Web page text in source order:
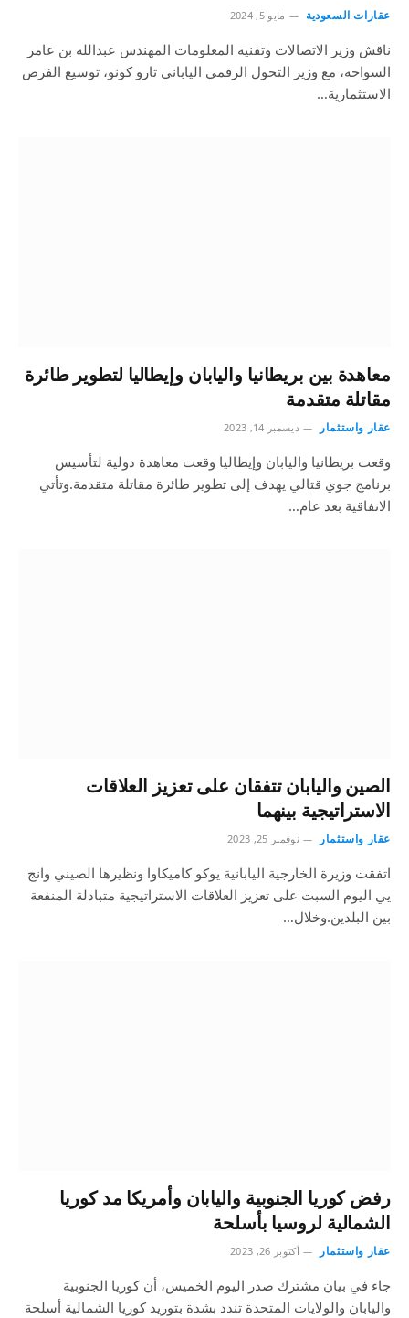
عقارات السعودية مايو 5, 2024
ناقش وزير الاتصالات وتقنية المعلومات المهندس عبدالله بن عامر
السواحه، مع وزير التحول الرقمي الياباني تارو كونو، توسيع الفرص
الاستثمارية…
معاهدة بين بريطانيا واليابان وإيطاليا لتطوير طائرة
مقاتلة متقدمة
عقار واستثمار ديسمبر 14, 2023
وقعت بريطانيا واليابان وإيطاليا وقعت معاهدة دولية لتأسيس
برنامج جوي قتالي يهدف إلى تطوير طائرة مقاتلة متقدمة.وتأتي
الاتفاقية بعد عام…
الصين واليابان تتفقان على تعزيز العلاقات
الاستراتيجية بينهما
عقار واستثمار نوفمبر 25, 2023
اتفقت وزيرة الخارجية اليابانية يوكو كاميكاوا ونظيرها الصيني وانج
يي اليوم السبت على تعزيز العلاقات الاستراتيجية متبادلة المنفعة
بين البلدين.وخلال…
رفض كوريا الجنوبية واليابان وأمريكا مد كوريا
الشمالية لروسيا بأسلحة
عقار واستثمار أكتوبر 26, 2023
جاء في بيان مشترك صدر اليوم الخميس، أن كوريا الجنوبية
واليابان والولايات المتحدة تندد بشدة بتوريد كوريا الشمالية أسلحة